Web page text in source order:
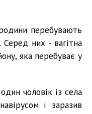
перебувають
Серед них - вагітна
яка перебуває у
чоловік із села
і заразив